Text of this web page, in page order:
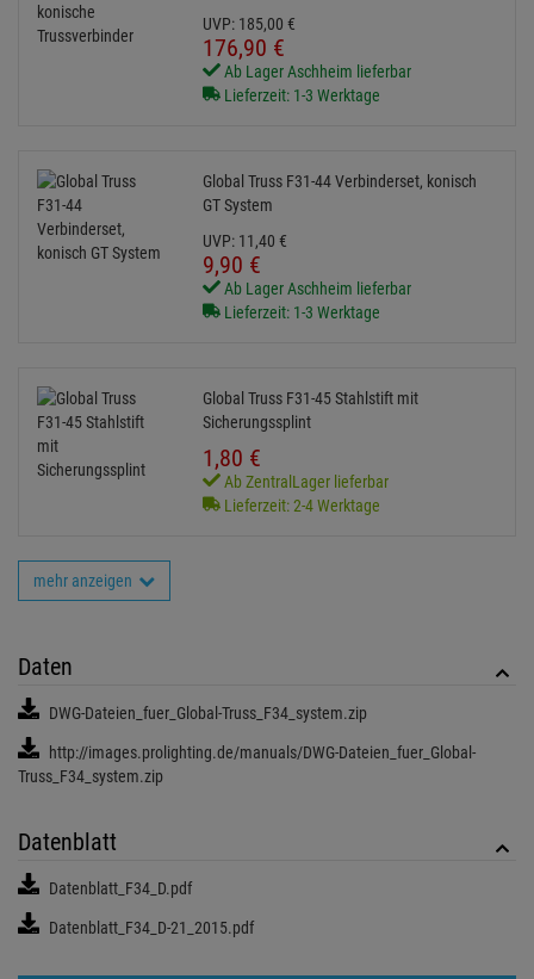
UVP: 185,00 €
176,90 €
Ab Lager Aschheim lieferbar
Lieferzeit: 1-3 Werktage
Global Truss F31-44 Verbinderset, konisch
GT System
UVP: 11,40 €
9,90 €
Ab Lager Aschheim lieferbar
Lieferzeit: 1-3 Werktage
Global Truss F31-45 Stahlstift mit
Sicherungssplint
1,80 €
Ab ZentralLager lieferbar
Lieferzeit: 2-4 Werktage
mehr anzeigen
Daten
DWG-Dateien_fuer_Global-Truss_F34_system.zip
http://images.prolighting.de/manuals/DWG-Dateien_fuer_Global-
Truss_F34_system.zip
Datenblatt
Datenblatt_F34_D.pdf
Datenblatt_F34_D-21_2015.pdf